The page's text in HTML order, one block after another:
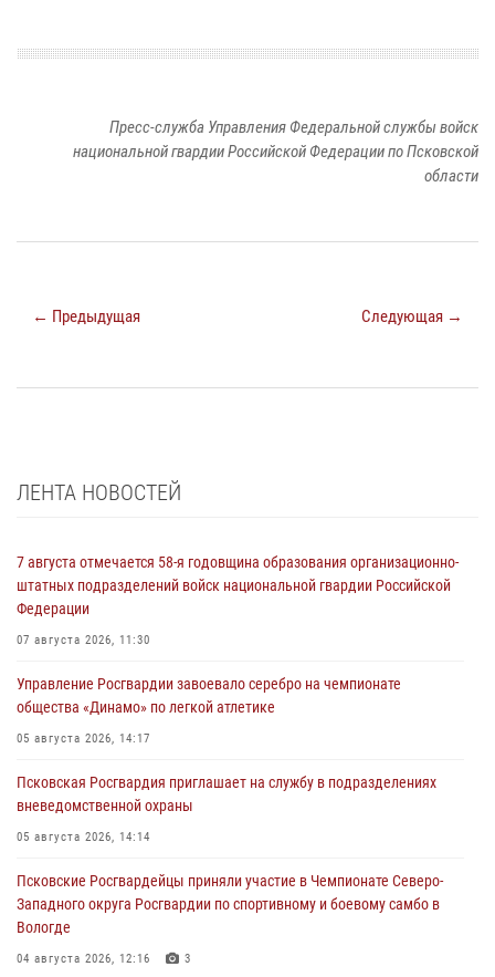
Пресс-служба Управления Федеральной службы войск
национальной гвардии Российской Федерации по Псковской
области
← Предыдущая Следующая →
ЛЕНТА НОВОСТЕЙ
7 августа отмечается 58-я годовщина образования организационно-
штатных подразделений войск национальной гвардии Российской
Федерации
07 августа 2026, 11:30
Управление Росгвардии завоевало серебро на чемпионате
общества «Динамо» по легкой атлетике
05 августа 2026, 14:17
Псковская Росгвардия приглашает на службу в подразделениях
вневедомственной охраны
05 августа 2026, 14:14
Псковские Росгвардейцы приняли участие в Чемпионате Северо-
Западного округа Росгвардии по спортивному и боевому самбо в
Вологде
04 августа 2026, 12:16 3